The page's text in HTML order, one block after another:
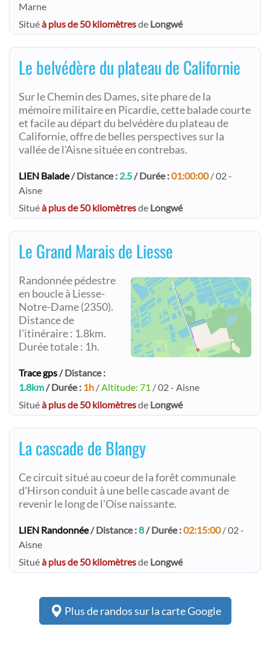
Marne
Situéà plus de 50 kilomètresde Longwé
Le belvédère du plateau de Californie
Sur le Chemin des Dames, site phare de la
mémoire militaire en Picardie, cette balade courte
et facile au départ du belvédère du plateau de
Californie, offre de belles perspectives sur la
vallée de l'Aisne située en contrebas.
LIEN Balade/ Distance : 2.5/ Durée :01:00:00/ 02 -
Aisne
Situéà plus de 50 kilomètresde Longwé
Le Grand Marais de Liesse
Randonnée pédestre
en boucle à Liesse-
Notre-Dame (2350).
Distance de
l'itinéraire : 1.8km.
Durée totale : 1h.
Trace gps/ Distance :
1.8km/ Durée : 1h /Altitude: 71 / 02 - Aisne
Situéà plus de 50 kilomètresde Longwé
La cascade de Blangy
Ce circuit situé au coeur de la forêt communale
d'Hirson conduit à une belle cascade avant de
revenir le long de l'Oise naissante.
LIEN Randonnée/ Distance :8/ Durée :02:15:00/ 02 -
Aisne
Situéà plus de 50 kilomètresde Longwé
Plus de randos sur la carte Google